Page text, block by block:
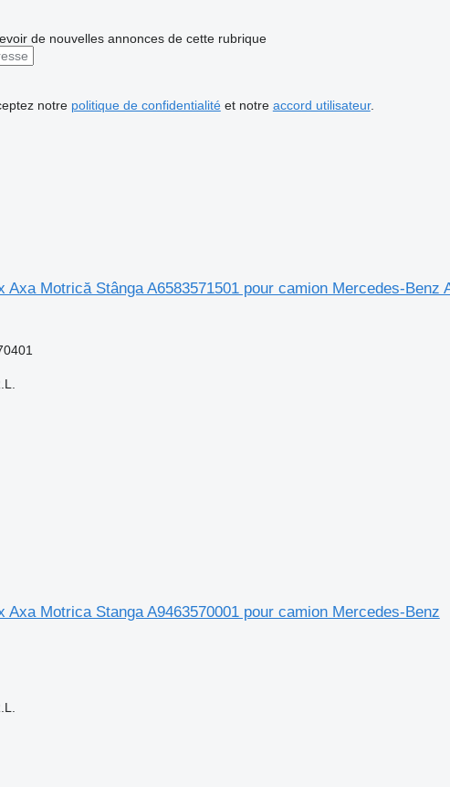
de nouvelles annonces de cette rubrique
notre politique de confidentialitéet notre accord utilisateur.
Axa Motrică Stânga A6583571501 pour camion Mercedes-Benz
Axa Motrica Stanga A9463570001 pour camion Mercedes-Benz